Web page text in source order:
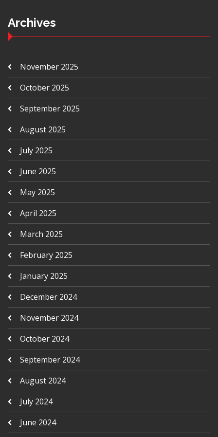
Archives
November 2025
October 2025
September 2025
August 2025
July 2025
June 2025
May 2025
April 2025
March 2025
February 2025
January 2025
December 2024
November 2024
October 2024
September 2024
August 2024
July 2024
June 2024